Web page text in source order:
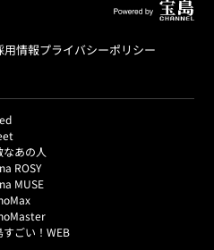
用情報プライバシーポリシー
なあの人
ROSY
MUSE
すごい！WEB